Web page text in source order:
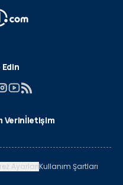
Verinİletişim
AyarlarıKullanım Şartları